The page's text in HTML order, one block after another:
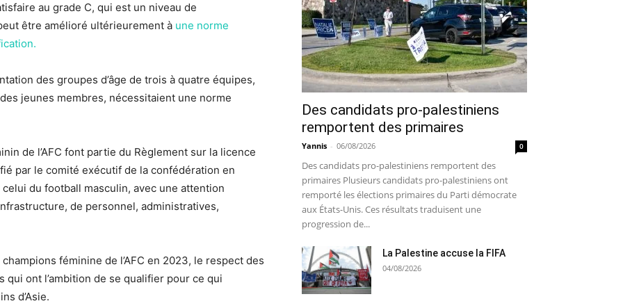
au grade C, qui est un niveau de
être amélioré ultérieurement à une norme
des groupes d’âge de trois à quatre équipes,
jeunes membres, nécessitaient une norme
de l’AFC font partie du Règlement sur la licence
par le comité exécutif de la confédération en
du football masculin, avec une attention
de personnel, administratives,
féminine de l’AFC en 2023, le respect des
ont l’ambition de se qualifier pour ce qui
d’Asie.
Des candidats pro-palestiniens
remportent des primaires
Yannis - 06/08/2026 0
Des candidats pro-palestiniens remportent des
primaires Plusieurs candidats pro-palestiniens ont
remporté les élections primaires du Parti démocrate
aux États-Unis. Ces résultats traduisent une
progression de...
La Palestine accuse la FIFA
04/08/2026